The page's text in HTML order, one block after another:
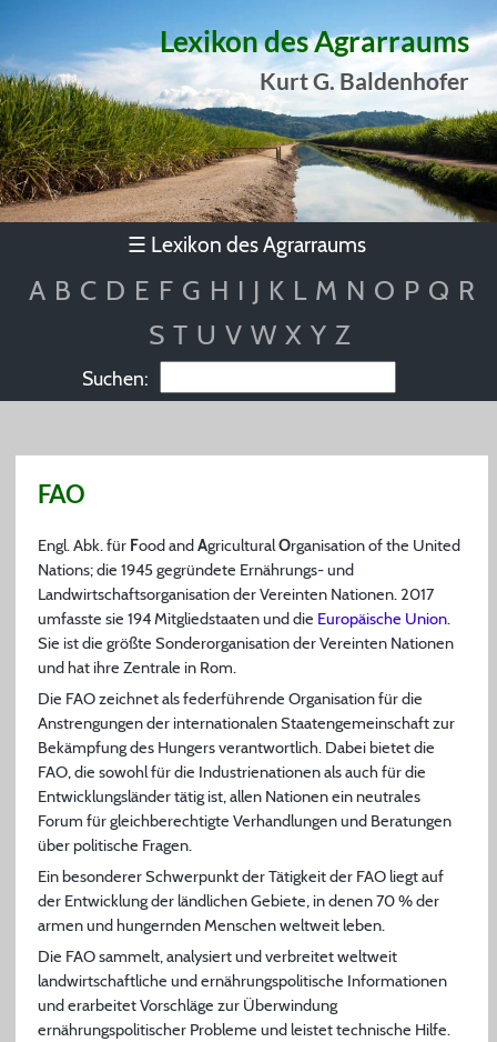
Lexikon des Agrarraums
Kurt G. Baldenhofer
☰ Lexikon des Agrarraums
A B C D E F G H I J K L M N O P Q R
S T U V W X Y Z
Suchen:
FAO
Engl. Abk. für Food andAgriculturalOrganisation of the United
Nations; die 1945 gegründete Ernährungs- und
Landwirtschaftsorganisation der Vereinten Nationen. 2017
umfasste sie 194 Mitgliedstaaten und die Europäische Union.
Sie ist die größte Sonderorganisation der Vereinten Nationen
und hat ihre Zentrale in Rom.
Die FAO zeichnet als federführende Organisation für die
Anstrengungen der internationalen Staatengemeinschaft zur
Bekämpfung des Hungers verantwortlich. Dabei bietet die
FAO, die sowohl für die Industrienationen als auch für die
Entwicklungsländer tätig ist, allen Nationen ein neutrales
Forum für gleichberechtigte Verhandlungen und Beratungen
über politische Fragen.
Ein besonderer Schwerpunkt der Tätigkeit der FAO liegt auf
der Entwicklung der ländlichen Gebiete, in denen 70 % der
armen und hungernden Menschen weltweit leben.
Die FAO sammelt, analysiert und verbreitet weltweit
landwirtschaftliche und ernährungspolitische Informationen
und erarbeitet Vorschläge zur Überwindung
ernährungspolitischer Probleme und leistet technische Hilfe.